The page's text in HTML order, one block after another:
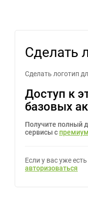
Сделать
Сделать логотип
Доступ к
базовых
Получите полный
сервисы с
Если у вас уже
авторизоваться